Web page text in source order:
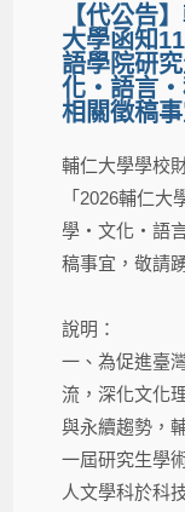
【代公告
大學函知
語學院研
化・語言
相關徵稿
輔仁大學學校
「2026輔仁
學・文化・語
稿事宜，敬請
說明：​
一、為促進臺
流，深化文化
與永續趨勢，
一屆研究生學
人文學科於科